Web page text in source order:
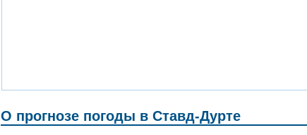
О прогнозе погоды в Ставд-Дурте